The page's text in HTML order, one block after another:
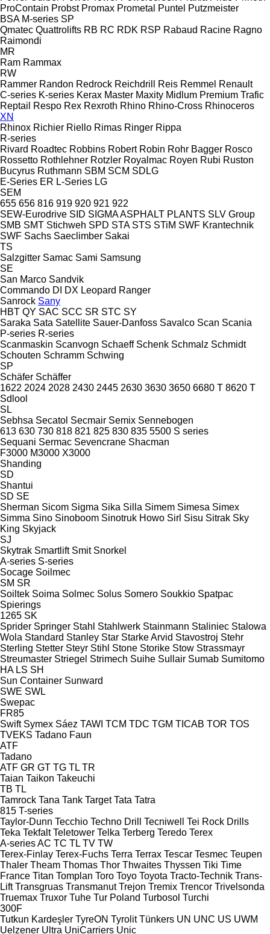
ProContain Probst Promax Prometal Puntel Putzmeister
BSA M-series SP
Qmatec Quattrolifts RB RC RDK RSP Rabaud Racine Ragno
Raimondi
MR
Ram Rammax
RW
Rammer Randon Redrock Reichdrill Reis Remmel Renault
C-series K-series Kerax Master Maxity Midlum Premium Trafic
Reptail
Respo Rex Rexroth Rhino Rhino-Cross Rhinoceros
XN
Rhinox Richier Riello Rimas Ringer Rippa
R-series
Rivard Roadtec Robbins Robert Robin Rohr Bagger Rosco
Rossetto Rothlehner Rotzler Royalmac Royen Rubi Ruston
Bucyrus Ruthmann SBM SCM SDLG
E-Series ER L-Series LG
SEM
655 656 816 919 920 921 922
SEW-Eurodrive SID SIGMA ASPHALT PLANTS SLV Group
SMB SMT Stichweh SPD STA STS STiM SWF Krantechnik
SWF Sachs Saeclimber Sakai
TS
Salzgitter Samac Sami Samsung
SE
San Marco Sandvik
Commando DI DX Leopard Ranger
Sanrock Sany
HBT QY SAC SCC SR STC SY
Saraka Sata Satellite Sauer-Danfoss Savalco Scan Scania
P-series R-series
Scanmaskin Scanvogn Schaeff Schenk Schmalz Schmidt
Schouten Schramm Schwing
SP
Schäfer Schäffer
1622 2024 2028 2430 2445 2630 3630 3650 6680 T 8620 T
Sdlool
SL
Sebhsa Secatol Secmair Semix Sennebogen
613 630 730 818 821 825 830 835 5500 S series
Sequani Sermac Sevencrane Shacman
F3000 M3000 X3000
Shanding
SD
Shantui
SD SE
Sherman Sicom Sigma Sika Silla Simem Simesa Simex
Simma Sino Sinoboom Sinotruk Howo Sirl Sisu Sitrak Sky
King Skyjack
SJ
Skytrak Smartlift Smit Snorkel
A-series S-series
Socage Soilmec
SM SR
Soiltek Soima Solmec Solus Somero Soukkio Spatpac
Spierings
1265 SK
Sprider Springer Stahl Stahlwerk Stainmann Staliniec Stalowa
Wola Standard Stanley Star Starke Arvid Stavostroj Stehr
Sterling Stetter Steyr Stihl Stone Storike Stow Strassmayr
Streumaster Striegel Strimech Suihe Sullair Sumab Sumitomo
HA LS SH
Sun Container Sunward
SWE SWL
Swepac
FR85
Swift Symex Sáez TAWI TCM TDC TGM TICAB TOR TOS
TVEKS Tadano Faun
ATF
Tadano
ATF GR GT TG TL TR
Taian Taikon Takeuchi
TB TL
Tamrock Tana Tank Target Tata Tatra
815 T-series
Taylor-Dunn Tecchio Techno Drill Tecniwell
Tei Rock Drills
Teka Tekfalt Teletower Telka Terberg Teredo Terex
A-seriesAC TC TL TV TW
Terex-Finlay Terex-Fuchs Terra Terrax Tescar Tesmec Teupen
Thaler Theam Thomas Thor Thwaites Thyssen Tiki Time
France Titan Tomplan Toro Toyo Toyota Tracto-Technik Trans-
Lift Transgruas Transmanut Trejon Tremix Trencor Trivelsonda
Truemax Truxor Tuhe Tur Poland Turbosol Turchi
300F
Tutkun Kardeşler TyreON Tyrolit Tünkers UN UNC US UWM
Uelzener Ultra UniCarriers Unic